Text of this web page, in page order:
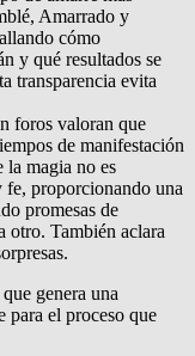
Amarrado y
cómo
y qué resultados se
transparencia evita
foros valoran que
de manifestación
la magia no es
fe, proporcionando una
promesas de
otro. También aclara
genera una
para el proceso que